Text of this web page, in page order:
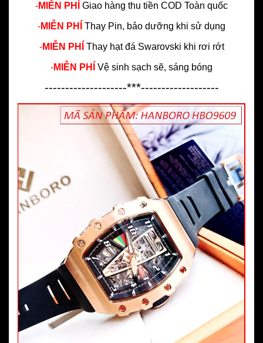
-MIỄN PHÍ Giao hàng thu tiền COD Toàn quốc
-MIỄN PHÍ Thay Pin, bảo dưỡng khi sử dụng
-MIỄN PHÍ Thay hạt đá Swarovski khi rơi rớt
-MIỄN PHÍ Vệ sinh sạch sẽ, sáng bóng
--------------------***-------------------